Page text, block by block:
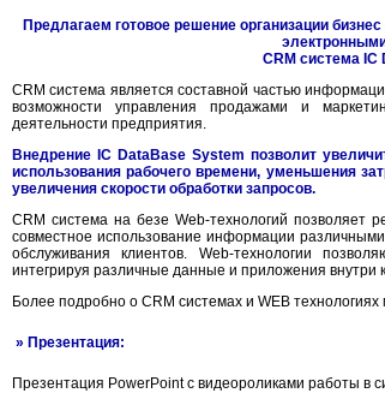
Предлагаем готовое решение организации
CRM система
CRM система является составной частью
возможности управления продажами и
деятельности предприятия.
Внедрение IC DataBase System позволит
использования рабочего времени, уменьшения
увеличения скорости обработки запросов.
CRM система на безе Web-технологий позволяет
совместное использование информации
обслуживания клиентов. Web-технологии
интегрируя различные данные и приложения внутри
Более подробно о CRM системах и WEB
» Презентация:
Презентация PowerPoint с видеороликами работы в